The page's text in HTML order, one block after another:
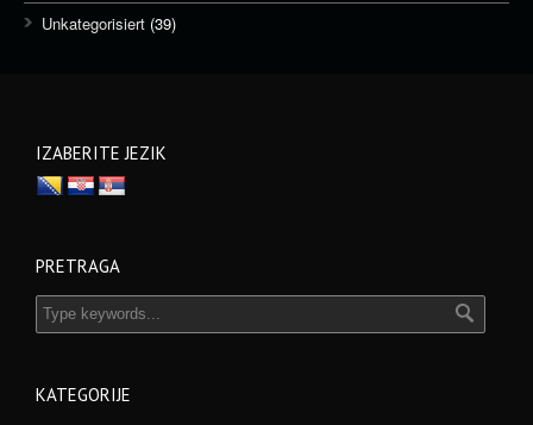
Unkategorisiert (39)
IZABERITE JEZIK
PRETRAGA
KATEGORIJE